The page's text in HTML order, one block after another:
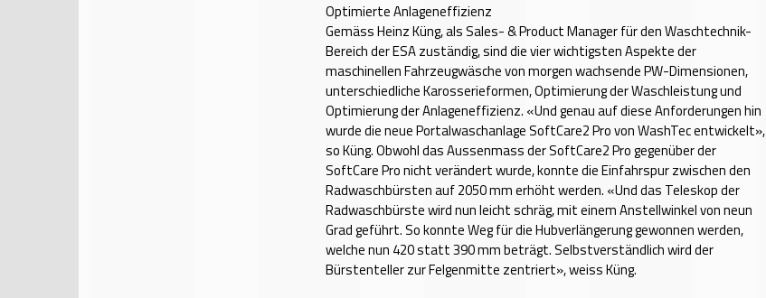
Optimierte Anlageneffizienz
Gemäss Heinz Küng, als Sales- & Product Manager für den Waschtechnik-
Bereich der ESA zuständig, sind die vier wichtigsten Aspekte der
maschinellen Fahrzeugwäsche von morgen wachsende PW-Dimensionen,
unterschiedliche Karosserieformen, Optimierung der Waschleistung und
Optimierung der Anlageneffizienz. «Und genau auf diese Anforderungen hin
wurde die neue Portalwaschanlage SoftCare2 Pro von WashTec entwickelt»,
so Küng. Obwohl das Aussenmass der SoftCare2 Pro gegenüber der
SoftCare Pro nicht verändert wurde, konnte die Einfahrspur zwischen den
Radwaschbürsten auf 2050 mm erhöht werden. «Und das Teleskop der
Radwaschbürste wird nun leicht schräg, mit einem Anstellwinkel von neun
Grad geführt. So konnte Weg für die Hubverlängerung gewonnen werden,
welche nun 420 statt 390 mm beträgt. Selbstverständlich wird der
Bürstenteller zur Felgenmitte zentriert», weiss Küng.